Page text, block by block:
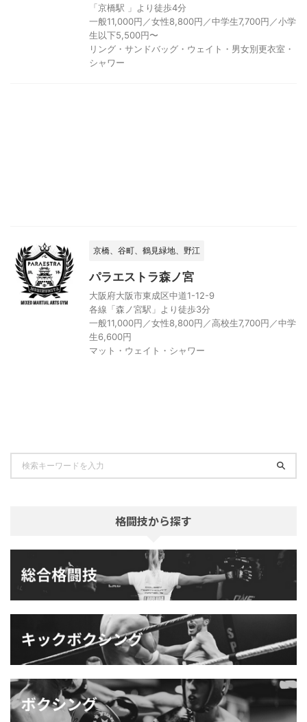
「京橋駅 」より徒歩4分
一般11,000円／女性8,800円／中学生7,700円／小学
生以下5,500円〜
リング・サンドバッグ・ウェイト・男女別更衣室・
シャワー
京橋、谷町、鶴見緑地、野江
パラエストラ森ノ宮
大阪府大阪市東成区中道1-12-9
各線「森ノ宮駅」より徒歩3分
一般11,000円／女性8,800円／高校生7,700円／中学
生6,600円
マット・ウェイト・シャワー
格闘技から探す